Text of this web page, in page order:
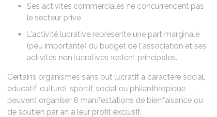
Ses activités commerciales ne concurrencent pas
le secteur privé
L'activité lucrative représente une part marginale
(peu importante) du budget de l'association et ses
activités non lucratives restent principales.
Certains organismes sans but lucratif à caractère social,
éducatif, culturel, sportif, social ou philanthropique
peuvent organiser 6 manifestations de bienfaisance ou
de soutien par an à leur profit exclusif.